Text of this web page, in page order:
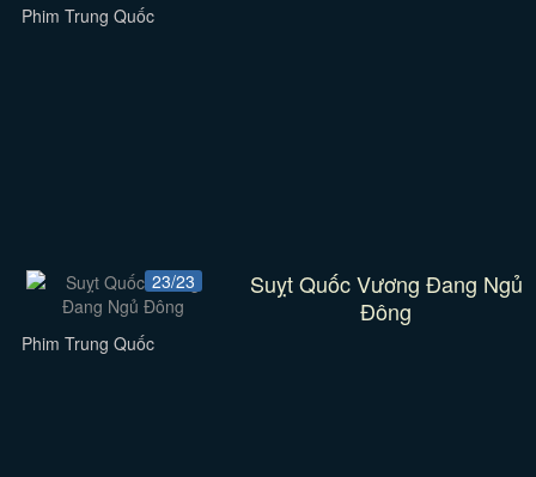
Phim Trung Quốc
23/23
Suỵt Quốc Vương Đang Ngủ
Đông
Phim Trung Quốc